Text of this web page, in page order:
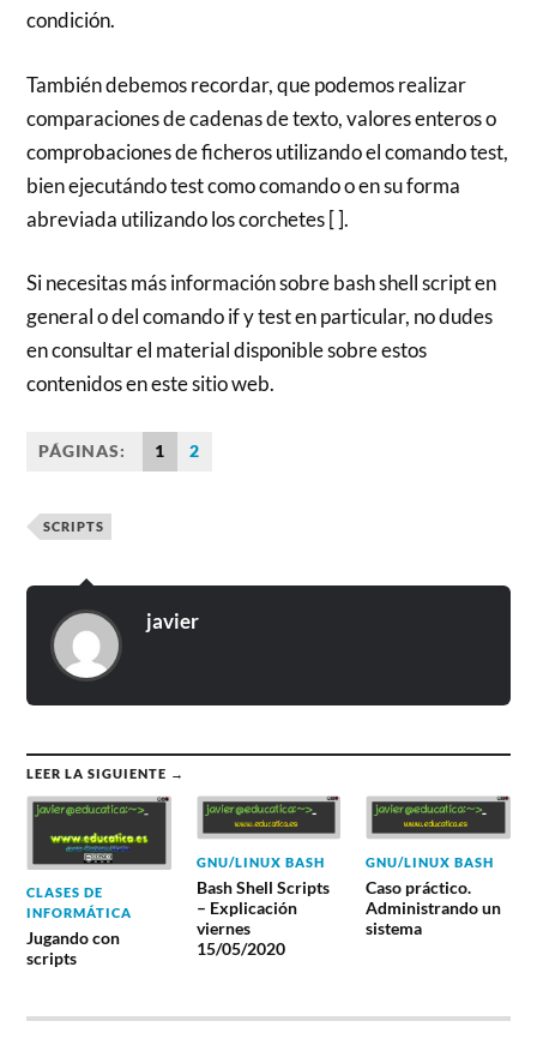
condición.
También debemos recordar, que podemos realizar
comparaciones de cadenas de texto, valores enteros o
comprobaciones de ficheros utilizando el comando test,
bien ejecutándo test como comando o en su forma
abreviada utilizando los corchetes [ ].
Si necesitas más información sobre bash shell script en
general o del comando if y test en particular, no dudes
en consultar el material disponible sobre estos
contenidos en este sitio web.
PÁGINAS: 1 2
SCRIPTS
javier
LEER LA SIGUIENTE →
CLASES DE
INFORMÁTICA
Jugando con
scripts
GNU/LINUX BASH
Bash Shell Scripts
– Explicación
viernes
15/05/2020
GNU/LINUX BASH
Caso práctico.
Administrando un
sistema